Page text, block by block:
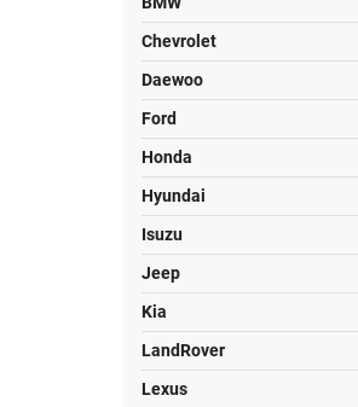
Chevrolet
Daewoo
Ford
Honda
Hyundai
Isuzu
Jeep
Kia
LandRover
Lexus